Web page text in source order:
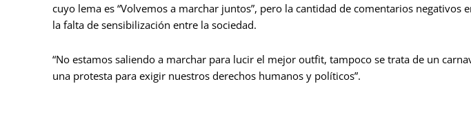
cuyo lema es “Volvemos a marchar juntos”, pero la cantidad de comentarios negativos
la falta de sensibilización entre la sociedad.
“No estamos saliendo a marchar para lucir el mejor outfit, tampoco se trata de un
una protesta para exigir nuestros derechos humanos y políticos”.